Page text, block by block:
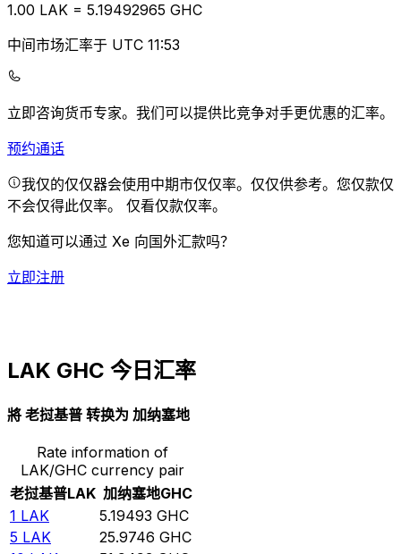
1.00 LAK = 5.19492965 GHC
中间市场汇率于 UTC 11:53
立即咨询货币专家。 我们可以提供比竞争对手更优惠的汇率。
预约通话
我仅的仅仅器会使用中期市仅仅率。仅仅供参考。您仅款仅
不会仅得此仅率。 仅看仅款仅率。
您知道可以通过 Xe 向国外汇款吗？
立即注册
LAK GHC 今日汇率
將 老挝基普 转换为 加纳塞地
Rate information of
LAK/GHC currency pair
老挝基普LAK 加纳塞地GHC
1 LAK 5.19493 GHC
5 LAK 25.9746 GHC